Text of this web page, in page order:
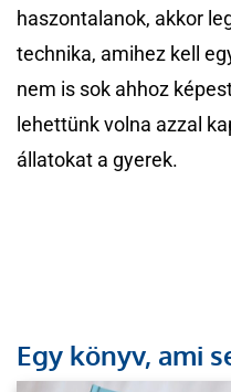
haszontalanok, akkor
technika, amihez kell
nem is sok ahhoz
lehettünk volna azzal
állatokat a gyerek.
Egy könyv, ami